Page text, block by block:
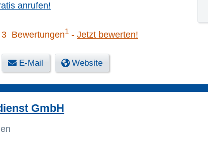
anrufen!
3 Bewertungen1 Jetzt bewerten!
E-Mail Website
GmbH